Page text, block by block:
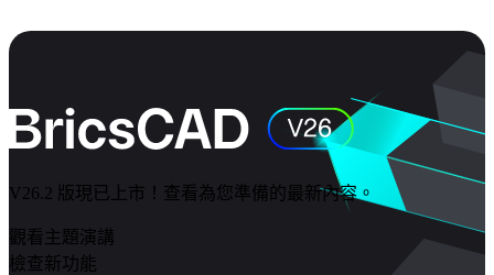
V26.2 版現已上市！查看為您準備的最新內容。
觀看主題演講
檢查新功能